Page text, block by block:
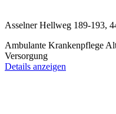
Asselner Hellweg 189-193,
Ambulante Krankenpflege
Versorgung
Details anzeigen